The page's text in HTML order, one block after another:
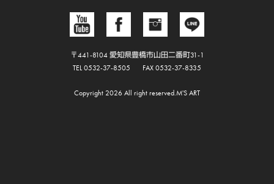
〒441-8104 愛知県豊橋市山田二番町31-1
TEL 0532-37-8505
FAX 0532-37-8335
Copyright 2026 All right reserved.M'S ART